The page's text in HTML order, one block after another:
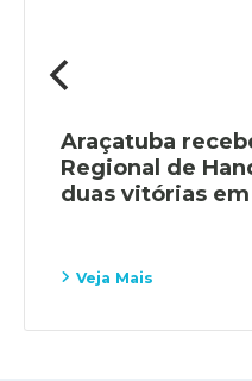
Araçatuba
Regional de
duas vitórias em
Veja Mais